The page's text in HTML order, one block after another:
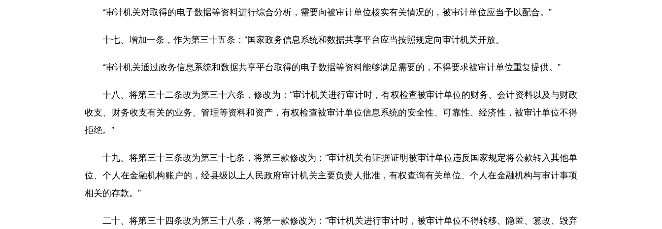
“审计机关对取得的电子数据等资料进行综合分析，需要向被审计单位核实有关情况的，被审计单位应当予以配合。”
十七、增加一条，作为第三十五条：“国家政务信息系统和数据共享平台应当按照规定向审计机关开放。
“审计机关通过政务信息系统和数据共享平台取得的电子数据等资料能够满足需要的，不得要求被审计单位重复提供。”
十八、将第三十二条改为第三十六条，修改为：“审计机关进行审计时，有权检查被审计单位的财务、会计资料以及与财政
收支、财务收支有关的业务、管理等资料和资产，有权检查被审计单位信息系统的安全性、可靠性、经济性，被审计单位不得
拒绝。”
十九、将第三十三条改为第三十七条，将第三款修改为：“审计机关有证据证明被审计单位违反国家规定将公款转入其他单
位、个人在金融机构账户的，经县级以上人民政府审计机关主要负责人批准，有权查询有关单位、个人在金融机构与审计事项
相关的存款。”
二十、将第三十四条改为第三十八条，将第一款修改为：“审计机关进行审计时，被审计单位不得转移、隐匿、篡改、毁弃